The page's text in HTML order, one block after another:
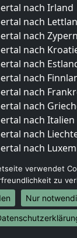
nach Irland
nach
nach Zypern
nach
nach
nach
nach
nach
nach Italien
nach
nach
nach
nach Berlin
verwendet
zu
Nur